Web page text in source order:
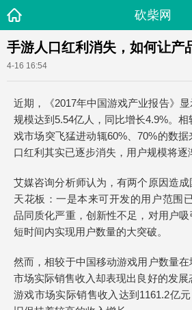
砍柴网
手游人口红利消失，如何让产
4-16 16:54
近期，《2017年中国游戏产业报告》
规模达到5.54亿人，同比增长4.9%。
戏市场突飞猛进动辄60%、70%的数
口红利其实已逐步消失，用户规模将逐
艾媒咨询分析师认为，有两个原因造
天花板：一是本来可开发的用户范围
品同质化严重，创新性不足，对用户
短时间内实现用户数量的大突破。
然而，相较于中国移动游戏用户数量在
市场实际销售收入却表现出良好的发展
游戏市场实际销售收入达到1161.2亿